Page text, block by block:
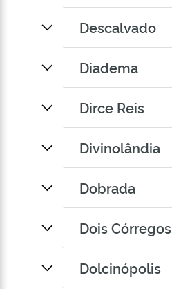
Descalvado
Diadema
Dirce Reis
Divinolândia
Dobrada
Dois Córregos
Dolcinópolis